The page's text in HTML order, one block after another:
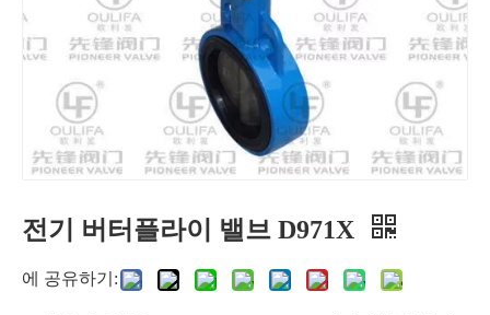
전기 버터플라이 밸브 D971X
에 공유하기: